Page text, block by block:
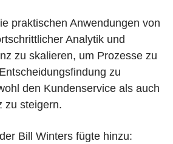
praktischen Anwendungen von
Analytik und
zu skalieren, um Prozesse zu
zu
den Kundenservice als auch
zu steigern.
Bill Winters fügte hinzu: